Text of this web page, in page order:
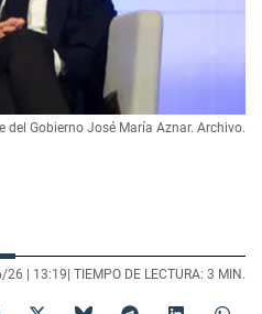
del Gobierno José María Aznar. Archivo.
26 | 13:19 | TIEMPO DE LECTURA: 3 MIN.